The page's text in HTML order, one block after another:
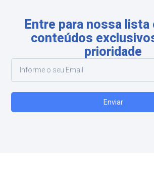
Entre para nossa lista
conteúdos
prioridade
Enviar